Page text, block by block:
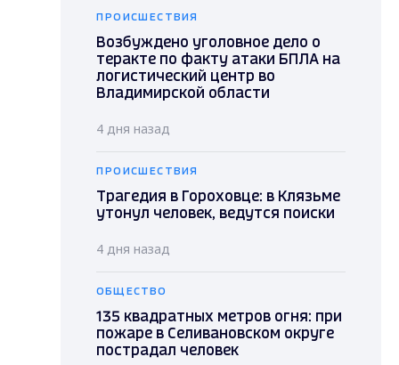
ПРОИСШЕСТВИЯ
Возбуждено уголовное дело о
теракте по факту атаки БПЛА на
логистический центр во
Владимирской области
4 дня назад
ПРОИСШЕСТВИЯ
Трагедия в Гороховце: в Клязьме
утонул человек, ведутся поиски
4 дня назад
ОБЩЕСТВО
135 квадратных метров огня: при
пожаре в Селивановском округе
пострадал человек